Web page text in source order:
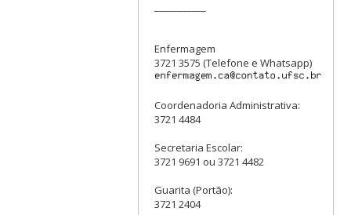
Enfermagem
3721 3575 (Telefone e Whatsapp)
Coordenadoria Administrativa:
3721 4484
Secretaria Escolar:
3721 9691 ou 3721 4482
Guarita (Portão):
3721 2404